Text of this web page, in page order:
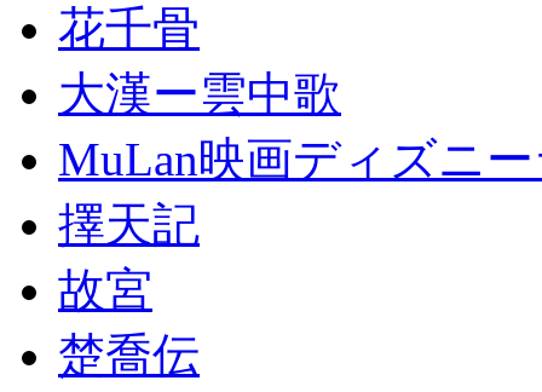
花千骨
大漢ー雲中歌
MuLan映画ディズニ
擇天記
故宮
楚喬伝